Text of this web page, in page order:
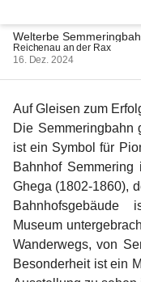
Welterbe
Reichenau an der Rax
16. Dez. 2024
Auf Gleisen zum
Die Semmeringbahn
ist ein Symbol für
Bahnhof
Ghega (1802-1860),
Museum
Wanderwegs, von
Besonderheit ist ein